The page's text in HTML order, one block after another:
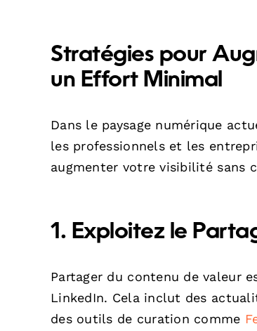
Stratégies pour
un Effort Minimal
Dans le paysage numérique
les professionnels et les
augmenter votre visibilité sans
1. Exploitez le
Partager du contenu de valeur
LinkedIn. Cela inclut des
des outils de curation comme